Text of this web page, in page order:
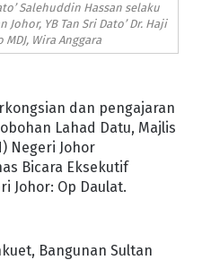
Salehuddin Hassan selaku
YB Tan Sri Dato’ Dr. Haji
Wira Anggara
dan pengajaran
Lahad Datu, Majlis
Negeri Johor
Bicara Eksekutif
Johor: Op Daulat.
Bangunan Sultan